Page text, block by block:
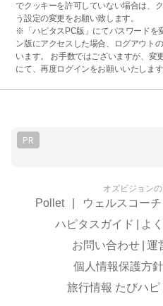
でクッキーを許可していない場合は、
う設定の変更をお願い致します。
※「ハピタスPC版」にてパスワードを
ン版にアクセスした場合、ログアウト
います。 お手数ではございますが、変
にて、再度ログインをお願いいたします
PR
オズビジョン
Pollet ウェルスコーチ
ハピタスガイド
よ
お問い合わせ 運
個人情報保護方針
旅行情報 たびハピ